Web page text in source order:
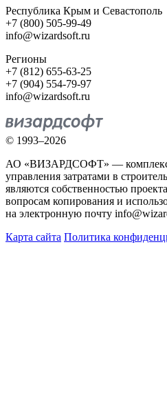
Республика Крым и Севастополь
+7 (800) 505-99-49
info@wizardsoft.ru
Регионы
+7 (812) 655-63-25
+7 (904) 554-79-97
info@wizardsoft.ru
© 1993–2026
АО «ВИЗАРДСОФТ» —
управления затратами в
являются собственностью
вопросам копирования и
на электронную почту
Карта сайта Политика